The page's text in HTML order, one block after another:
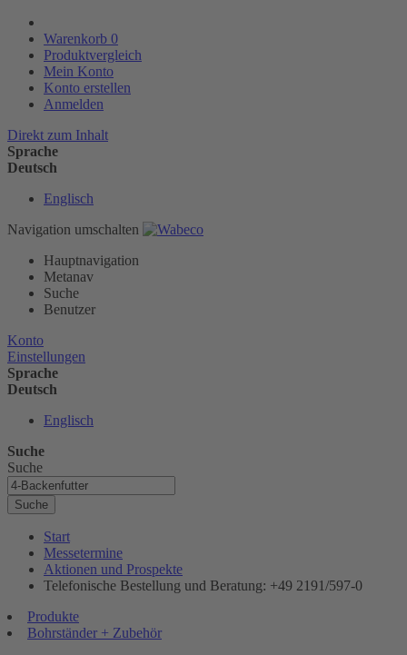
Warenkorb 0
Produktvergleich
Mein Konto
Konto erstellen
Anmelden
Direkt zum Inhalt
Sprache
Deutsch
Englisch
Navigation umschalten
Hauptnavigation
Metanav
Suche
Benutzer
Konto
Einstellungen
Sprache
Deutsch
Englisch
Suche
Suche
Suche
Start
Messetermine
Aktionen und Prospekte
Telefonische Bestellung und Beratung: +49 2191/597-0
Produkte
Bohrständer + Zubehör